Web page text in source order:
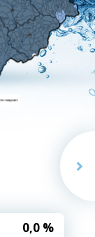
0,0 %